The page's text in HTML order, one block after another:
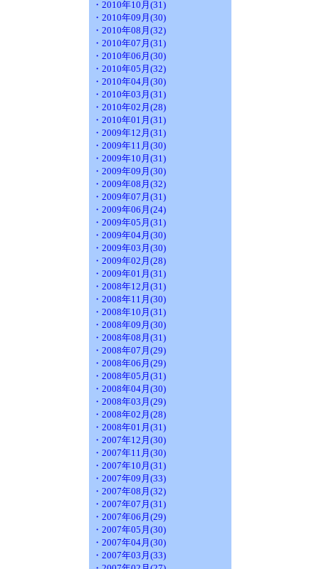
・2010年10月(31)
・2010年09月(30)
・2010年08月(32)
・2010年07月(31)
・2010年06月(30)
・2010年05月(32)
・2010年04月(30)
・2010年03月(31)
・2010年02月(28)
・2010年01月(31)
・2009年12月(31)
・2009年11月(30)
・2009年10月(31)
・2009年09月(30)
・2009年08月(32)
・2009年07月(31)
・2009年06月(24)
・2009年05月(31)
・2009年04月(30)
・2009年03月(30)
・2009年02月(28)
・2009年01月(31)
・2008年12月(31)
・2008年11月(30)
・2008年10月(31)
・2008年09月(30)
・2008年08月(31)
・2008年07月(29)
・2008年06月(29)
・2008年05月(31)
・2008年04月(30)
・2008年03月(29)
・2008年02月(28)
・2008年01月(31)
・2007年12月(30)
・2007年11月(30)
・2007年10月(31)
・2007年09月(33)
・2007年08月(32)
・2007年07月(31)
・2007年06月(29)
・2007年05月(30)
・2007年04月(30)
・2007年03月(33)